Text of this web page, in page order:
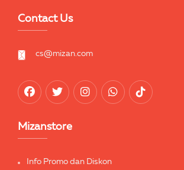
Contact Us
cs@mizan.com
Mizanstore
Info Promo dan Diskon